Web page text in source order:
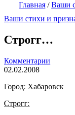
Главная /Ваши
Ваши стихи и
Строгг…
Комментарии
02.02.2008
Город: Хабаровск
Строгг: